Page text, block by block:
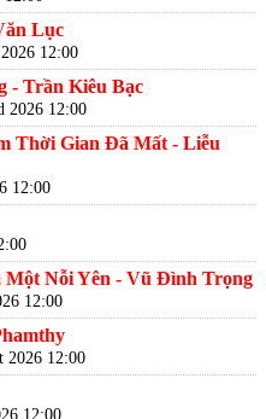
Lục
12:00
- Trần Kiêu Bạc
2026 12:00
Thời Gian Đã Mất - Liễu
12:00
Nỗi Yên - Vũ Đình Trọng
12:00
2026 12:00
12:00